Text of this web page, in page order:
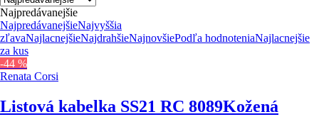
Najpredávanejšie
NajpredávanejšieNajvyššia
zľavaNajlacnejšieNajdrahšieNajnovšiePodľa hodnoteniaNajlacnejšie
za kus
-44 %
Renata Corsi
Listová kabelka SS21 RC 8089Kožená